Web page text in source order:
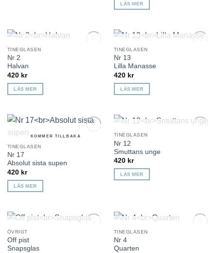
LÄS MER
TINEGLASEN
Nr 2
Halvan
420 kr
LÄS MER
TINEGLASEN
Nr 13
Lilla Manasse
420 kr
LÄS MER
Lägg till i
KOMMER TILLBAKA
TINEGLASEN
Nr 17
Absolut sista supen
420 kr
LÄS MER
TINEGLASEN
Nr 12
Smuttans unge
420 kr
LÄS MER
ÖVRIGT
Off pist
Snapsglas
TINEGLASEN
Nr 4
Quarten